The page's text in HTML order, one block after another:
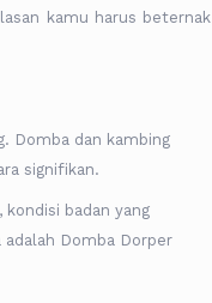
kamu harus beternak
Domba dan kambing
signifikan.
badan yang
Domba Dorper